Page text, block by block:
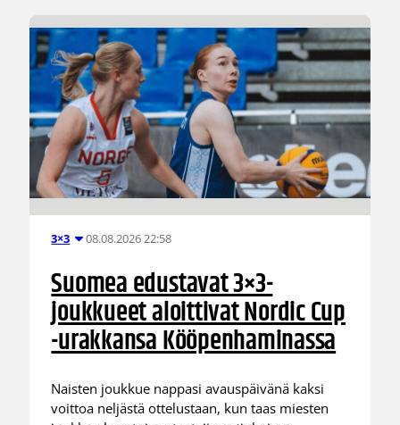
3×3 08.08.2026 22:58
Suomea edustavat 3×3-
joukkueet aloittivat Nordic Cup
-urakkansa Kööpenhaminassa
Naisten joukkue nappasi avauspäivänä kaksi
voittoa neljästä ottelustaan, kun taas miesten